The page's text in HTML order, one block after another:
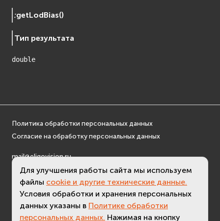
:getLodBias()
Тип результата
double
Политика обработки персональных данных
Согласие на обработку персональных данных
mail@eligovision.ru
+7 (495) 740 08 16
© ООО "ЭлигоВижн", 2005-2026
Для улучшения работы сайта мы используем
файлы cookie и другие технические данные.
Условия обработки и хранения персональных
данных указаны в Политике обработки
персональных данных. Нажимая на кнопку